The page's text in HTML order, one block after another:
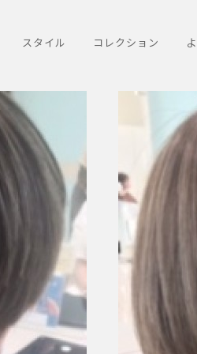
スタイル コレクション